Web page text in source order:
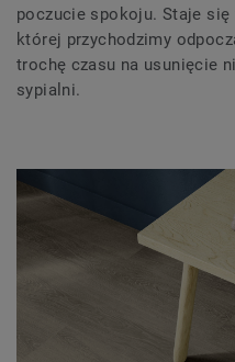
poczucie spokoju. Staje
której przychodzimy
trochę czasu na usunięcie
sypialni.